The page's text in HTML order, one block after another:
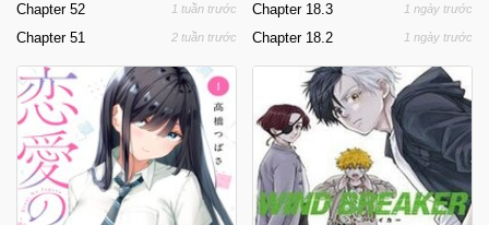
Chapter 52 1 tuần trước
Chapter 51 2 tuần trước
Chapter 18.3 1 ngày trước
Chapter 18.2 1 ngày trước